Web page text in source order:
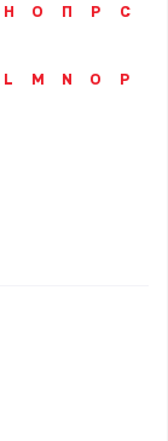
Н О П Р
С
L M N O
P